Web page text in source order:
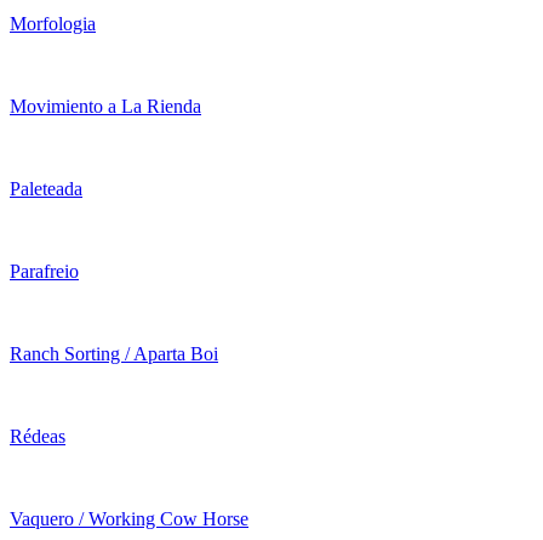
Morfologia
Movimiento a La Rienda
Paleteada
Parafreio
Ranch Sorting / Aparta Boi
Rédeas
Vaquero / Working Cow Horse